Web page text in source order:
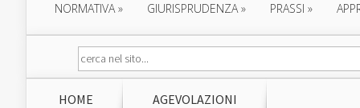
NORMATIVA» GIURISPRUDENZA» PRASSI »
HOME AGEVOLAZIONI